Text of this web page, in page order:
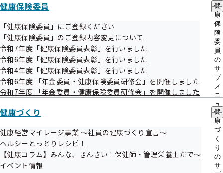
メ
ニ
ュ
ー
健康保険委員
健
康
保
険
委
員
の
サ
ブ
メ
ニ
ュ
ー
「健康保険委員」にご登録ください
「健康保険委員」のご登録内容変更について
令和7年度「健康保険委員表彰」を行いました
令和6年度「健康保険委員表彰」を行いました
令和4年度「健康保険委員表彰」を行いました
令和6年度 「年金委員・健康保険委員研修会」を開催しました
令和7年度 「年金委員・健康保険委員研修会」を開催しました
健康づくり
健
康
づ
く
り
の
サ
健康経営マイレージ事業 ～社員の健康づくり宣言～
ヘルシーとっとりレシピ！
【健康コラム】みんな、きんさい！保健師・管理栄養士だで～
イベント情報
知事表彰の様子